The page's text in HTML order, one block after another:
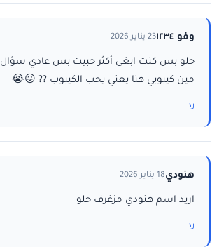
وفو ١٢٣٤ 23 يناير 2026
حلو بس كنت ابغى أكثر حبيت بس عادي سؤال
مين كيبوبي هنا يعني يحب الكيبوب ?? 😖😭
رد
هنودي18 يناير 2026
اريد اسم هنودي مزغرف حلو
رد